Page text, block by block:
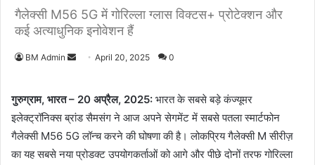
गैलेक्सी M56 5G में गोरिल्ला ग्लास विक्टस+ प्रोटेक्शन और
कई अत्याधुनिक इनोवेशन हैं
BM Admin
a
n
e
April 20, 2025 0
गुरुग्राम, भारत – 20 अप्रैल, 2025: भारत के सबसे बड़े कंज्यूमर
इलेक्ट्रॉनिक्स ब्रांड सैमसंग ने आज अपने सेगमेंट में सबसे पतला स्मार्टफोन
गैलेक्सी M56 5G लॉन्च करने की घोषणा की है। लोकप्रिय गैलेक्सी M सीरीज़
का यह सबसे नया प्रोडक्ट उपयोगकर्ताओं को आगे और पीछे दोनों तरफ गोरिल्ला